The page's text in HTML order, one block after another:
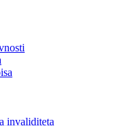
invaliditeta